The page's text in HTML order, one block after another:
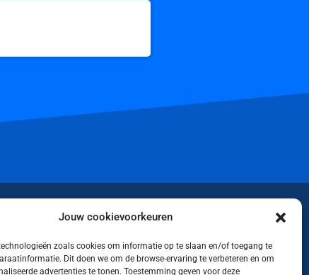
Jouw cookievoorkeuren
zoals cookies om informatie op te slaan en/of toegang te
Dit doen we om de browse-ervaring te verbeteren en om
advertenties te tonen. Toestemming geven voor deze